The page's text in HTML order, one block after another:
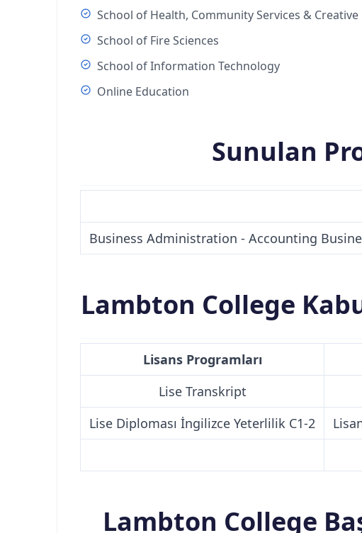
School of Health, Community Services & Creative
School of Fire Sciences
School of Information Technology
Online Education
Sunulan
Business Administration - Accounting
Lambton College
Lisans Programları
Lise Transkript
Lise Diploması İngilizce Yeterlilik C1-2
Lambton College